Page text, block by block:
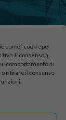
come i cookie per
Il consenso a
il comportamento di
o ritirare il consenso